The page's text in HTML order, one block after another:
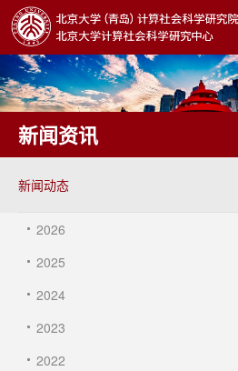
新闻资讯
新闻动态
2026
2025
2024
2023
2022